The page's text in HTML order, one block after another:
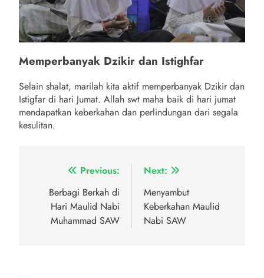
Memperbanyak Dzikir dan Istighfar
Selain shalat, marilah kita aktif memperbanyak Dzikir dan
Istigfar di hari Jumat. Allah swt maha baik di hari jumat
mendapatkan keberkahan dan perlindungan dari segala
kesulitan.
Navigasi
pos
Previous:
Berbagi Berkah di
Hari Maulid Nabi
Muhammad SAW
Next:
Menyambut
Keberkahan Maulid
Nabi SAW